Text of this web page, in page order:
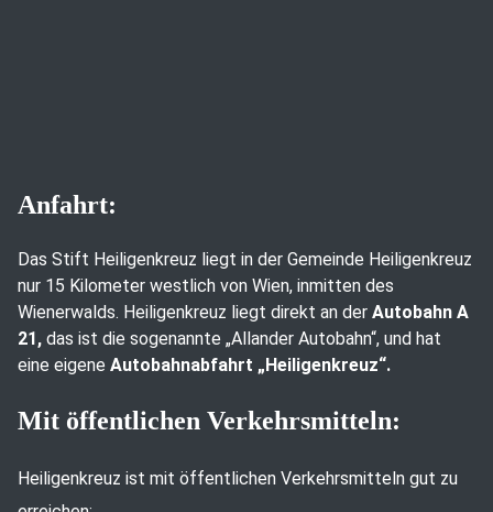
Anfahrt:
Das Stift Heiligenkreuz liegt in der Gemeinde Heiligenkreuz
nur 15 Kilometer westlich von Wien, inmitten des
Wienerwalds. Heiligenkreuz liegt direkt an der Autobahn A
21, das ist die sogenannte „Allander Autobahn“, und hat
eine eigene Autobahnabfahrt „Heiligenkreuz“.
Mit öffentlichen Verkehrsmitteln:
Heiligenkreuz ist mit öffentlichen Verkehrsmitteln gut zu